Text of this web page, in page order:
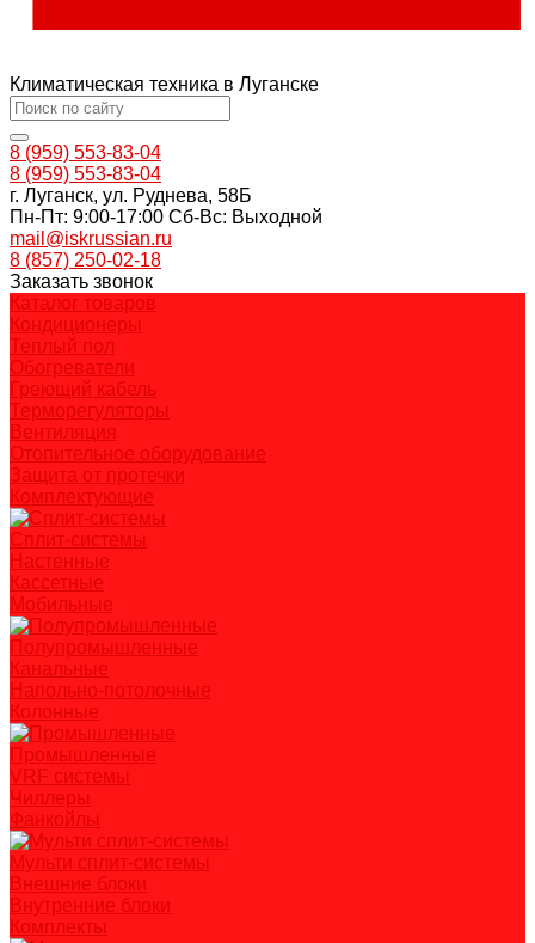
Климатическая техника в Луганске
8 (959) 553-83-04
8 (959) 553-83-04
г. Луганск, ул. Руднева, 58Б
Пн-Пт: 9:00-17:00 Cб-Вс: Выходной
mail@iskrussian.ru
8 (857) 250-02-18
Заказать звонок
Каталог товаров
Кондиционеры
Теплый пол
Обогреватели
Греющий кабель
Терморегуляторы
Вентиляция
Отопительное оборудование
Защита от протечки
Комплектующие
Сплит-системы
Настенные
Кассетные
Мобильные
Полупромышленные
Канальные
Напольно-потолочные
Колонные
Промышленные
VRF системы
Чиллеры
Фанкойлы
Мульти сплит-системы
Внешние блоки
Внутренние блоки
Комплекты